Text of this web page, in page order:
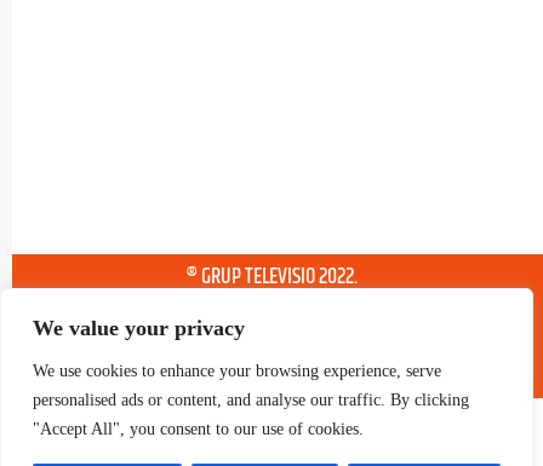
We value your privacy
We use cookies to enhance your browsing experience, serve
personalised ads or content, and analyse our traffic. By clicking
"Accept All", you consent to our use of cookies.
® GRUP TELEVISIO 2022.
TOTS ELS DRETS RESERVATS